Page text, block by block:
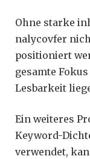
Ohne starke
nalycovfer
positioniert
gesamte
Lesbarkeit
Ein weiteres
Keyword-
verwendet,